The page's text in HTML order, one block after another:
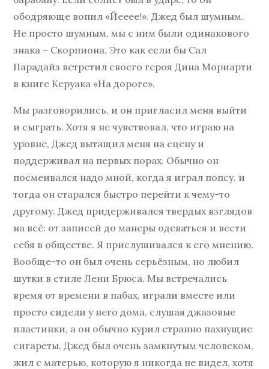
ободряюще вопил «Йееее!». Джед был шумным.
Не просто шумным, мы с ним были одинакового
знака – Скорпиона. Это как если бы Сал
Парадайз встретил своего героя Дина Мориарти
в книге Керуака «На дороге».
Мы разговорились, и он пригласил меня выйти
и сыграть. Хотя я не чувствовал, что играю на
уровне, Джед вытащил меня на сцену и
поддерживал на первых порах. Обычно он
посмеивался надо мной, когда я играл попсу, и
тогда он старался быстро перейти к чему-то
другому. Джед придерживался твердых взглядов
на всё: от записей до манеры одеваться и вести
себя в обществе. Я прислушивался к его мнению.
Вообще-то он был очень серьёзным, но любил
шутки в стиле Лени Брюса. Мы встречались
время от времени в пабах, играли вместе или
просто сидели у него дома, слушая джазовые
пластинки, а он обычно курил странно пахнущие
сигареты. Джед был очень замкнутым человеком,
жил с матерью, которую я никогда не видел, хотя